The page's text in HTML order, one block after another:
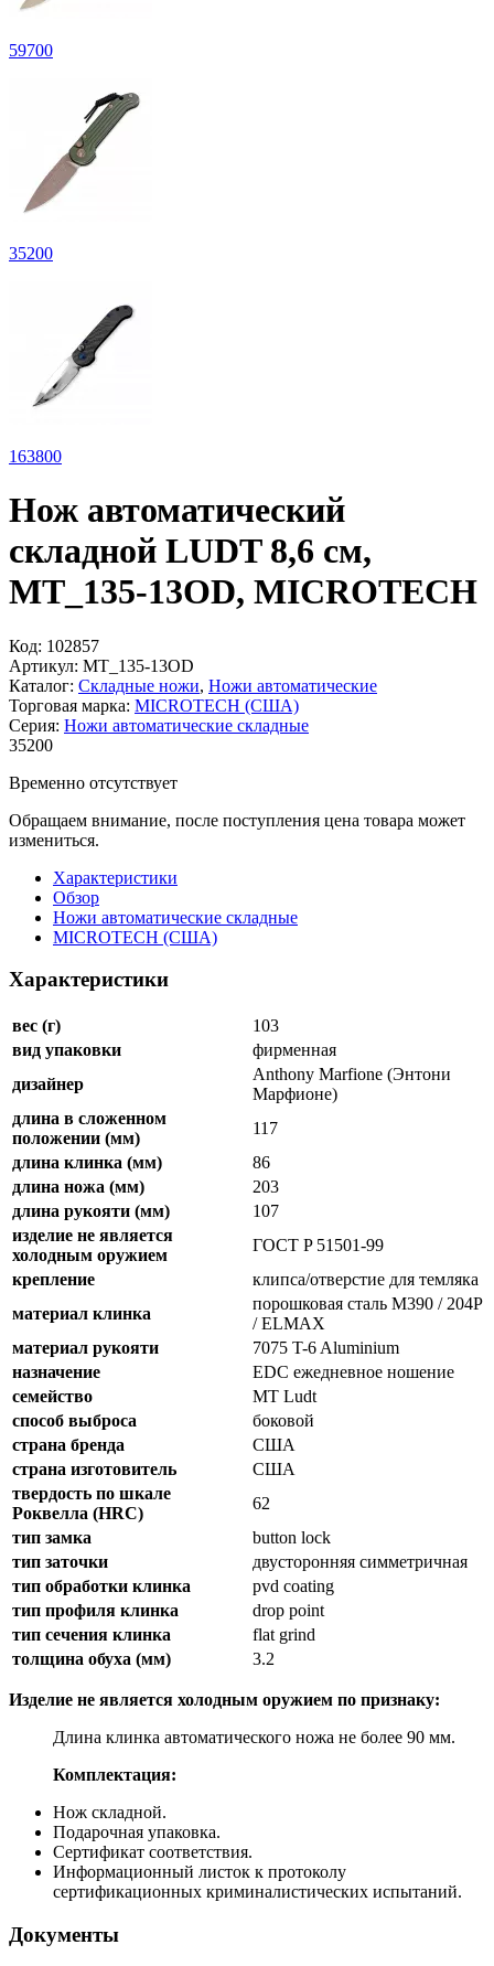
59700
35200
163800
Нож автоматический
складной LUDT 8,6 см,
MT_135-13OD, MICROTECH
Код: 102857
Артикул: MT_135-13OD
Каталог: Складные ножи, Ножи автоматические
Торговая марка: MICROTECH (США)
Серия: Ножи автоматические складные
35200
Временно отсутствует
Обращаем внимание, после поступления цена товара может
измениться.
Характеристики
Обзор
Ножи автоматические складные
MICROTECH (США)
Характеристики
вес (г)
103
вид упаковки
фирменная
дизайнер
Anthony Marfione (Энтони
Марфионе)
длина в сложенном
положении (мм)
117
длина клинка (мм)
86
длина ножа (мм)
203
длина рукояти (мм)
107
изделие не является
холодным оружием
ГОСТ P 51501-99
крепление
клипса/отверстие для темляка
материал клинка
порошковая сталь M390 / 204P
/ ELMAX
материал рукояти
7075 T-6 Aluminium
назначение
EDC ежедневное ношение
семейство
MT Ludt
способ выброса
боковой
страна бренда
США
страна изготовитель
США
твердость по шкале
Роквелла (HRC)
62
тип замка
button lock
тип заточки
двусторонняя симметричная
тип обработки клинка
pvd coating
тип профиля клинка
drop point
тип сечения клинка
flat grind
толщина обуха (мм)
3.2
Изделие не является холодным оружием по признаку:
Длина клинка автоматического ножа не более 90 мм.
Комплектация:
Нож складной.
Подарочная упаковка.
Сертификат соответствия.
Информационный листок к протоколу
сертификационных криминалистических испытаний.
Документы